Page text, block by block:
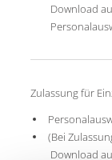
Download
Zulassung für
(Bei
Download